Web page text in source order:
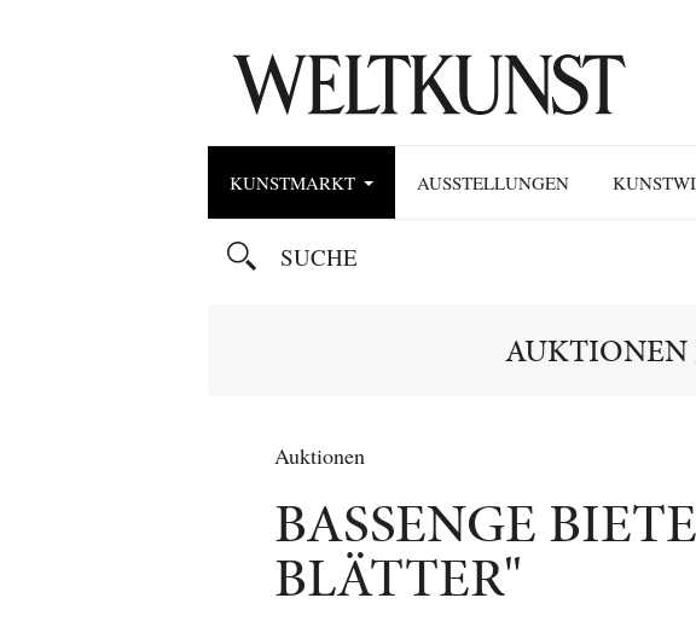
KUNSTMARKT AUSSTELLUNGEN
AUKTIONEN
Auktionen
BASSENGE
BLÄTTER"